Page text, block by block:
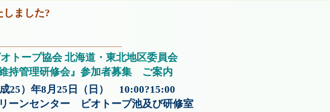
しました?
トープ協会 北海道・東北地区委員会
維持管理研修会』参加者募集 ご案内
25）年8月25日（日） 10:00?15:00
ーンセンター ビオトープ池及び研修室